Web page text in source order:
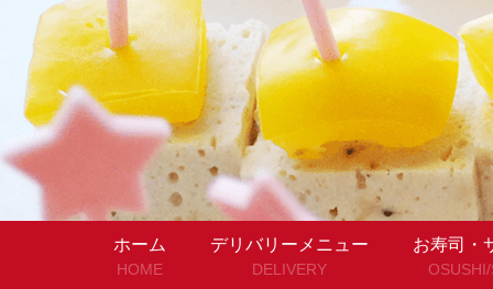
ホーム
HOME
デリバリーメニュー
DELIVERY
お寿司・